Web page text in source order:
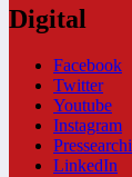
Digital
Facebook
Twitter
Youtube
Instagram
LinkedIn